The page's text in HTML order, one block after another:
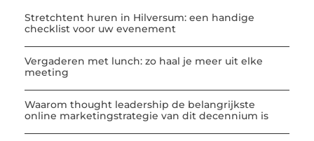
Stretchtent huren in Hilversum: een handige
checklist voor uw evenement
Vergaderen met lunch: zo haal je meer uit elke
meeting
Waarom thought leadership de belangrijkste
online marketingstrategie van dit decennium is